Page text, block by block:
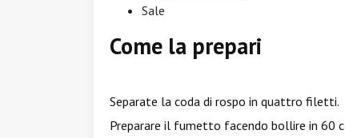
Sale
Come la prepari
Separate la coda di rospo in quattro filetti.
Preparare il fumetto facendo bollire in 60